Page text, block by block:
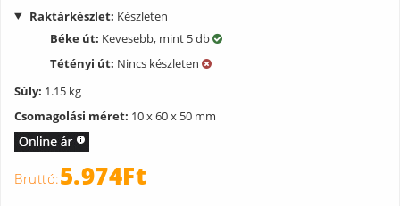
Raktárkészlet: Készleten
Béke út: Kevesebb, mint 5 db
Tétényi út: Nincs készleten
Súly: 1.15 kg
Csomagolási méret: 10 x 60 x 50 mm
5.974Ft